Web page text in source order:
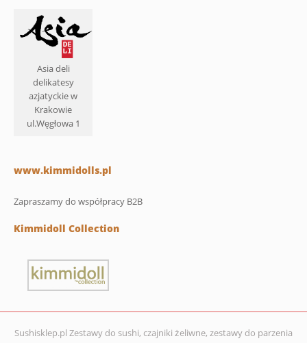
Asia deli
delikatesy
azjatyckie w
Krakowie
ul.Węgłowa 1
www.kimmidolls.pl
Zapraszamy do współpracy B2B
Kimmidoll Collection
Sushisklep.pl Zestawy do sushi, czajniki żeliwne, zestawy do parzenia